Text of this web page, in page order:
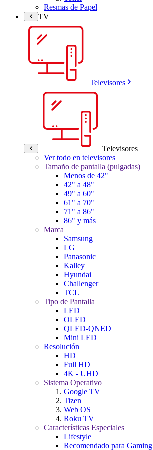
Resmas de Papel
TV
Televisores
Televisores
Ver todo en televisores
Tamaño de pantalla (pulgadas)
Menos de 42"
42" a 48"
49" a 60"
61" a 70"
71" a 86"
86" y más
Marca
Samsung
LG
Panasonic
Kalley
Hyundai
Challenger
TCL
Tipo de Pantalla
LED
OLED
QLED-QNED
Mini LED
Resolución
HD
Full HD
4K - UHD
Sistema Operativo
Google TV
Tizen
Web OS
Roku TV
Características Especiales
Lifestyle
Recomendado para Gaming